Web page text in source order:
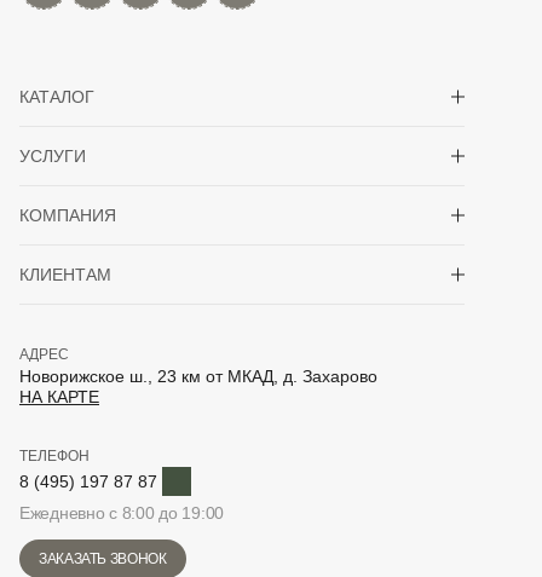
КАТАЛОГ
УСЛУГИ
КОМПАНИЯ
КЛИЕНТАМ
АДРЕС
Новорижское ш., 23 км от МКАД, д. Захарово
НА КАРТЕ
ТЕЛЕФОН
8 (495) 197 87 87
Ежедневно с 8:00 до 19:00
ЗАКАЗАТЬ ЗВОНОК